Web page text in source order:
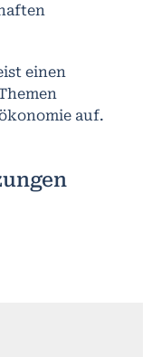
einen
auf.